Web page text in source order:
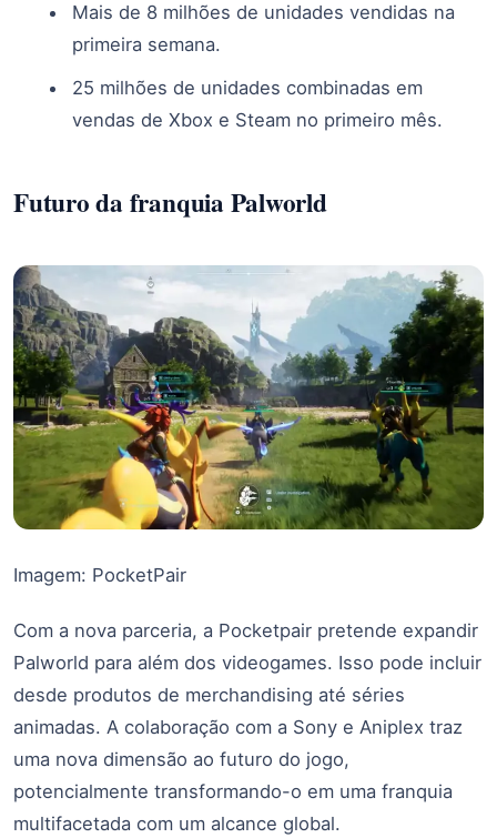
Mais de 8 milhões de unidades vendidas na
primeira semana.
25 milhões de unidades combinadas em
vendas de Xbox e Steam no primeiro mês.
Futuro da franquia Palworld
Imagem: PocketPair
Com a nova parceria, a Pocketpair pretende expandir
Palworld para além dos videogames. Isso pode incluir
desde produtos de merchandising até séries
animadas. A colaboração com a Sony e Aniplex traz
uma nova dimensão ao futuro do jogo,
potencialmente transformando-o em uma franquia
multifacetada com um alcance global.